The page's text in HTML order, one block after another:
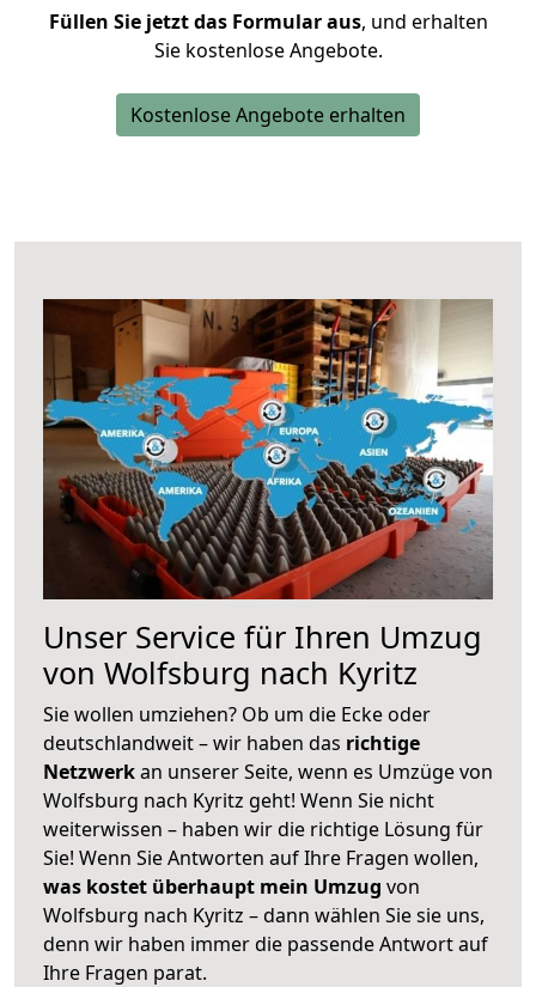
Füllen Sie jetzt das Formular aus, und erhalten
Sie kostenlose Angebote.
Kostenlose Angebote erhalten
Unser Service für Ihren Umzug
von Wolfsburg nach Kyritz
Sie wollen umziehen? Ob um die Ecke oder
deutschlandweit – wir haben das richtige
Netzwerkan unserer Seite, wenn es Umzüge von
Wolfsburg nach Kyritz geht! Wenn Sie nicht
weiterwissen – haben wir die richtige Lösung für
Sie! Wenn Sie Antworten auf Ihre Fragen wollen,
was kostet überhaupt mein Umzug von
Wolfsburg nach Kyritz – dann wählen Sie sie uns,
denn wir haben immer die passende Antwort auf
Ihre Fragen parat.